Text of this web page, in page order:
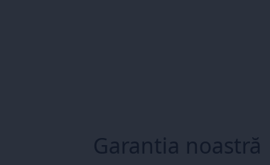
Garantia noastră